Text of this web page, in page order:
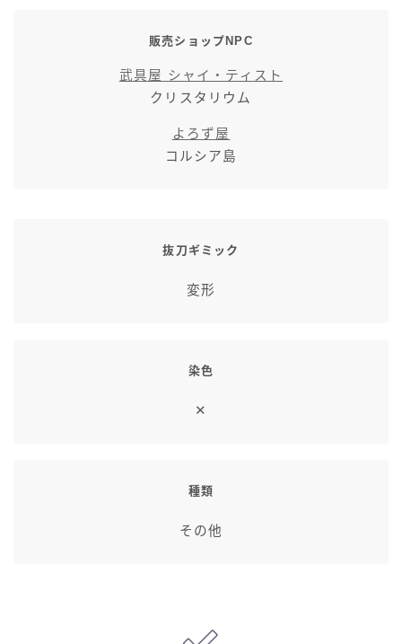
販売ショップNPC
武具屋 シャイ・ティスト
クリスタリウム
よろず屋
コルシア島
抜刀ギミック
変形
染色
✕
種類
その他